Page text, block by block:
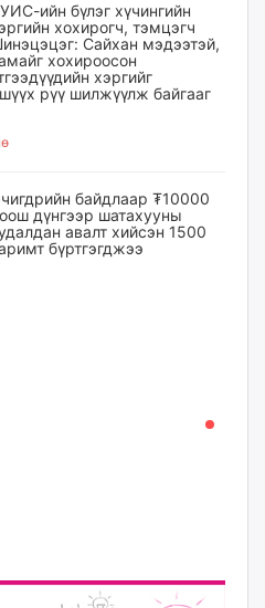
ийн бүлэг хүчингийн
хохирогч, тэмцэгч
Сайхан мэдээтэй,
хохироосон
хэргийг
рүү шилжүүлж байгааг
байдлаар ₮10000
дүнгээр шатахууны
авалт хийсэн 1500
бүртгэгджээ